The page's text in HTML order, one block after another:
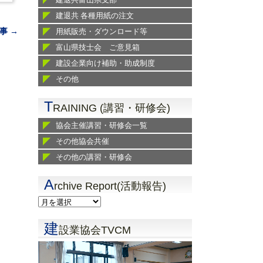
→
建退共 各種用紙の注文
用紙販売・ダウンロード等
富山県技士会 ご意見箱
建設企業向け補助・助成制度
その他
TRAINING (講習・研修会)
協会主催講習・研修会一覧
その他協会共催
その他の講習・研修会
Archive Report(活動報告)
建設業協会TVCM